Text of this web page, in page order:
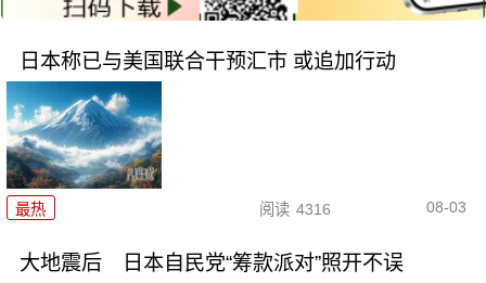
日本称已与美国联合干预汇市 或追加行动
最热 阅读 4316 08-03
大地震后 日本自民党“筹款派对”照开不误